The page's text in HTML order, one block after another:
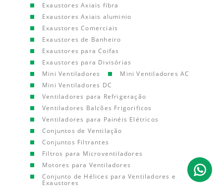
Exaustores Axiais fibra
Exaustores Axiais aluminio
Exaustores Comerciais
Exaustores de Banheiro
Exaustores para Coifas
Exaustores para Divisórias
Mini Ventiladores
Mini Ventiladores AC
Mini Ventiladores DC
Ventiladores para Refrigeração
Ventiladores Balcões Frigorificos
Ventiladores para Painéis Elétricos
Conjuntos de Ventilação
Conjuntos Filtrantes
Filtros para Microventiladores
Motores para Ventiladores
Conjunto de Hélices para Ventiladores e
Exaustores